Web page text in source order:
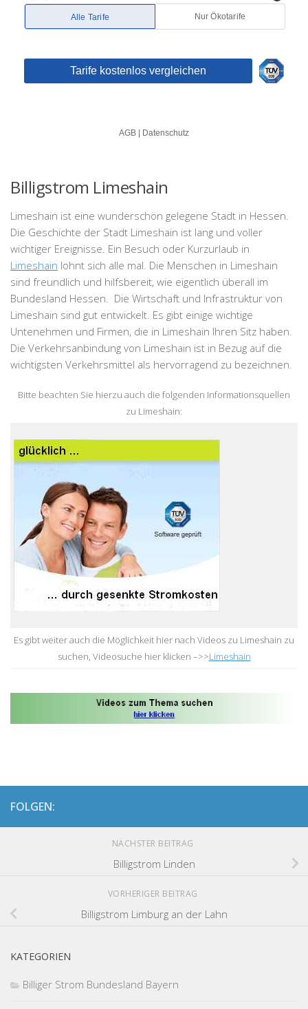
Billigstrom Limeshain
Limeshain ist eine wunderschön gelegene Stadt in Hessen.
Die Geschichte der Stadt Limeshain ist lang und voller
wichtiger Ereignisse. Ein Besuch oder Kurzurlaub in
Limeshain lohnt sich alle mal. Die Menschen in Limeshain
sind freundlich und hilfsbereit, wie eigentlich überall im
Bundesland Hessen. Die Wirtschaft und Infrastruktur von
Limeshain sind gut entwickelt. Es gibt einige wichtige
Untenehmen und Firmen, die in Limeshain Ihren Sitz haben.
Die Verkehrsanbindung von Limeshain ist in Bezug auf die
wichtigsten Verkehrsmittel als hervorragend zu bezeichnen.
Bitte beachten Sie hierzu auch die folgenden Informationsquellen
zu Limeshain:
Es gibt weiter auch die Möglichkeit hier nach Videos zu Limeshain zu
suchen, Videosuche hier klicken –>>Limeshain
FOLGEN:
NÄCHSTER BEITRAG
Billigstrom Linden
VORHERIGER BEITRAG
Billigstrom Limburg an der Lahn
KATEGORIEN
Billiger Strom Bundesland Bayern